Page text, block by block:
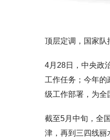
顶层定调，国家队
4月28日，中央政
工作任务；今年的
级工作部署，为全
截至5月中旬，全
津，再到三四线丽